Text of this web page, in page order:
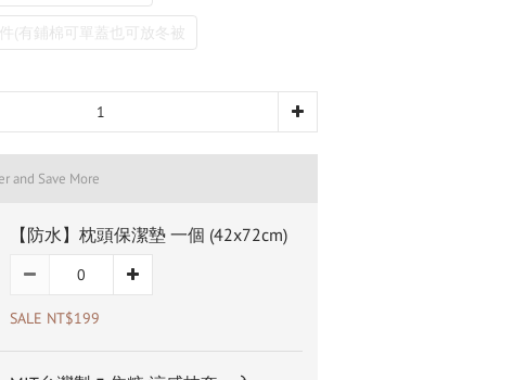
(有鋪棉可單蓋也可放冬被
and Save More
【防水】枕頭保潔墊 一個 (42x72cm)
SALE NT$199